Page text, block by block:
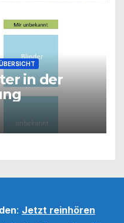
in der
: Jetzt reinhören